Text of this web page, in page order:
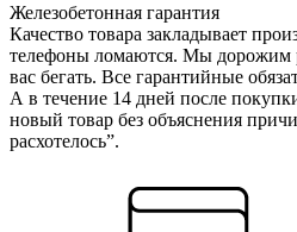
Железобетонная гарантия
Качество товара закладывает
телефоны ломаются. Мы дорожим
вас бегать. Все гарантийные
А в течение 14 дней после
новый товар без объяснения
расхотелось”.